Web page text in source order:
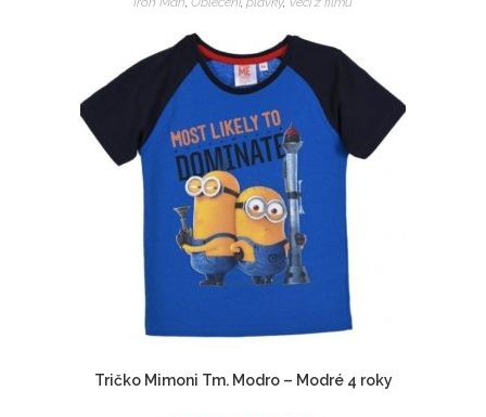
Tričko Mimoni Tm. Modro – Modré 4 roky